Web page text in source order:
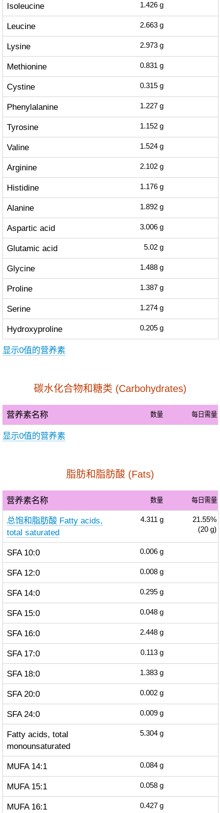
Isoleucine 1.426 g
Leucine 2.663 g
Lysine 2.973 g
Methionine 0.831 g
Cystine 0.315 g
Phenylalanine 1.227 g
Tyrosine 1.152 g
Valine 1.524 g
Arginine 2.102 g
Histidine 1.176 g
Alanine 1.892 g
Aspartic acid 3.006 g
Glutamic acid 5.02 g
Glycine 1.488 g
Proline 1.387 g
Serine 1.274 g
Hydroxyproline 0.205 g
显示0值的营养素
碳水化合物和糖类 (Carbohydrates)
营养素名称 数量 每日需量
显示0值的营养素
脂肪和脂肪酸 (Fats)
营养素名称 数量 每日需量
总饱和脂肪酸 Fatty acids,
total saturated
4.311 g
21.55%
(20 g)
SFA 10:0 0.006 g
SFA 12:0 0.008 g
SFA 14:0 0.295 g
SFA 15:0 0.048 g
SFA 16:0 2.448 g
SFA 17:0 0.113 g
SFA 18:0 1.383 g
SFA 20:0 0.002 g
SFA 24:0 0.009 g
Fatty acids, total
monounsaturated
5.304 g
MUFA 14:1 0.084 g
MUFA 15:1 0.058 g
MUFA 16:1 0.427 g